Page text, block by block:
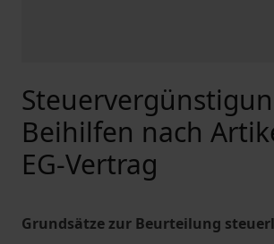
Beihilfen nach
EG-Vertrag
Grundsätze zur Beurteilung